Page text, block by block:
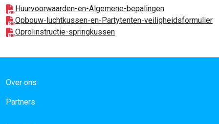
Huurvoorwaarden-en-Algemene-bepalingen
Opbouw-luchtkussen-en-Partytenten-veiligheidsformulier
Oprolinstructie-springkussen
Over ons
Partners